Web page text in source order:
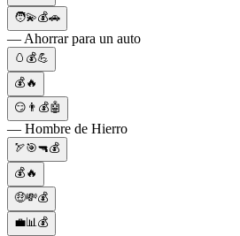
🧑💫💰🚗
— Ahorrar para un auto
🥚💰💪
💰🔥
😏👨💰🤖
— Hombre de Hierro
🏹🎯🔫💰
💰🔥
🤑💸💰
💼📊💰